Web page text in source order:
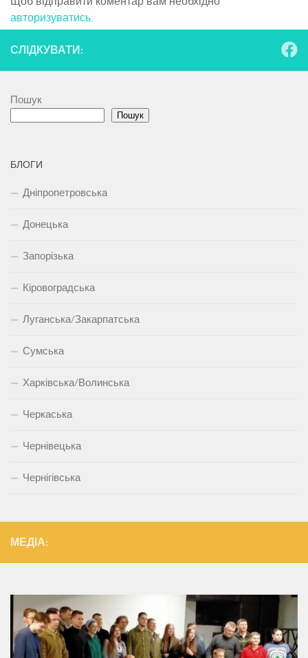
авторизуватись.
СЛІДКУВАТИ:
Пошук
Пошук
БЛОГИ
Дніпропетровська
Донецька
Запорізька
Кіровоградська
Луганська/Закарпатська
Сумська
Харківська/Волинська
Черкаська
Чернівецька
Чернігівська
МЕДІА: